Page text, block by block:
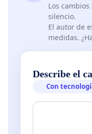
Los
silencio.
El autor de
medidas.
Describe el
Con